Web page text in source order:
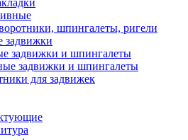
шпингалеты, ригели
задвижки
задвижки и шпингалеты
задвижки и шпингалеты
для задвижек